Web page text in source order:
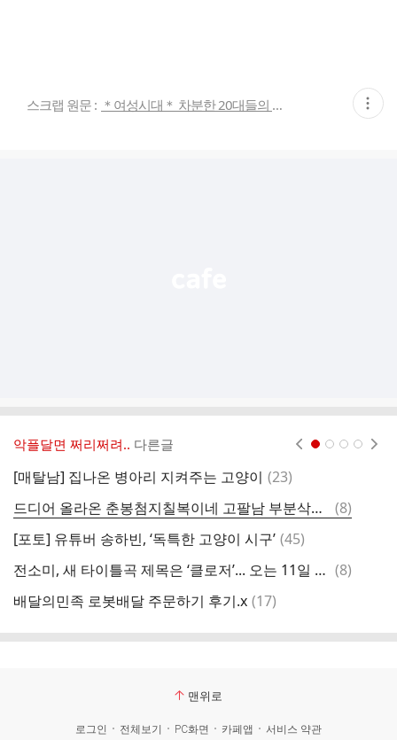
스크랩 원문 : ＊여성시대＊ 차분한 20대들의 알흠다운 공간 현
재
악플달면 쩌리쩌려.. 다른글
[매탈남] 집나온 병아리 지켜주는 고양이 댓
(23)
드디어 올라온 춘봉첨지칠복이네 고팔남 부분삭제 영상
댓
글
(8)
[포토] 유튜버 송하빈, ‘독특한 고양이 시구’ 댓
(45)
전소미, 새 타이틀곡 제목은 ‘클로저’... 오는 11일 공개 댓
(8)
배달의민족 로봇배달 주문하기 후기.x 댓
(17)
맨위로
로그인 전체보기 PC화면 카페앱 서비스 약관